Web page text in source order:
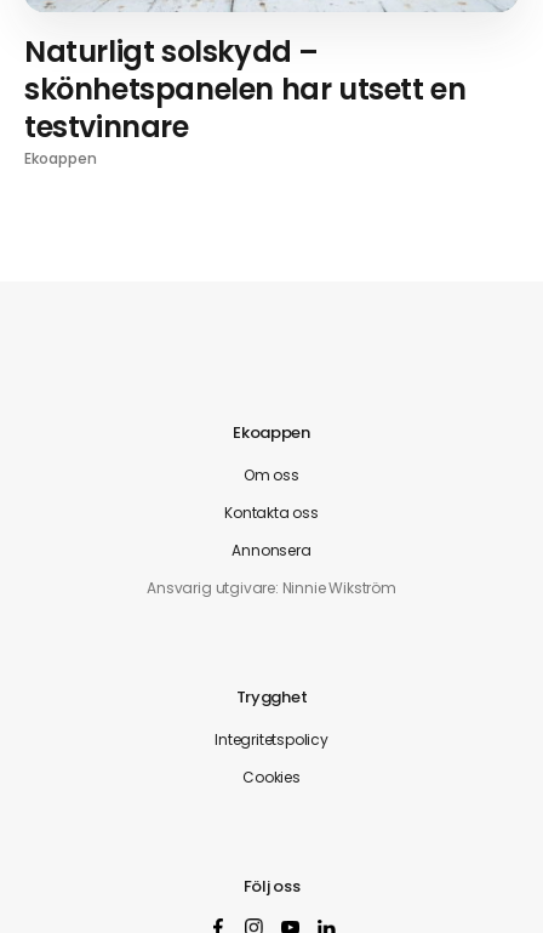
Naturligt solskydd –
skönhetspanelen har utsett en
testvinnare
Ekoappen
Ekoappen
Om oss
Kontakta oss
Annonsera
Ansvarig utgivare: Ninnie Wikström
Trygghet
Integritetspolicy
Cookies
Följ oss